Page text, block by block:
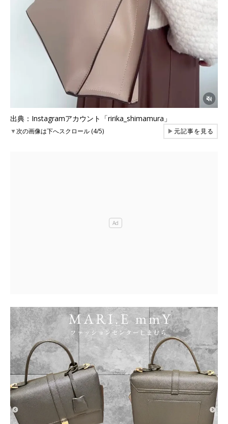
出典：Instagramアカウント「ririka_shimamura」
▼次の画像は下へスクロール (4/5) ▶元記事を見る